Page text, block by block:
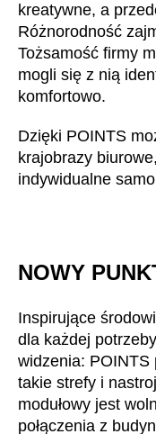
Hongkong (HK)
Indie(IN)
Indonezja(ID)
Iran (IR)
Irlandia
Izrael(IL)
Japonia
Katar(QA)
Kenia(KE)
Korea
Kuwejt (KW)
Liechtenstein(LI)
Litwa(LT)
kreatywne, a
Różnorodność
Tożsamość firmy
mogli się z nią
komfortowo.
Dzięki POINTS
krajobrazy
indywidualne
Inspirujące
dla każdej
widzenia: POINTS
takie strefy i
modułowy jest
połączenia z
NOWY